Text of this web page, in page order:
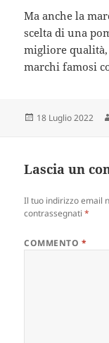
Ma anche la
scelta di una
migliore
marchi famosi
Scritto
18 Luglio 2022
Lascia un
Il tuo indirizzo email
contrassegnati*
COMMENTO *